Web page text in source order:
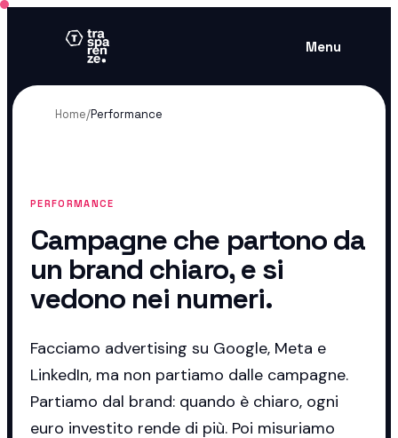
Menu
Home/Performance
PERFORMANCE
Campagne che partono da
un brand chiaro, e si
vedono nei numeri.
Facciamo advertising su Google, Meta e
LinkedIn, ma non partiamo dalle campagne.
Partiamo dal brand: quando è chiaro, ogni
euro investito rende di più. Poi misuriamo